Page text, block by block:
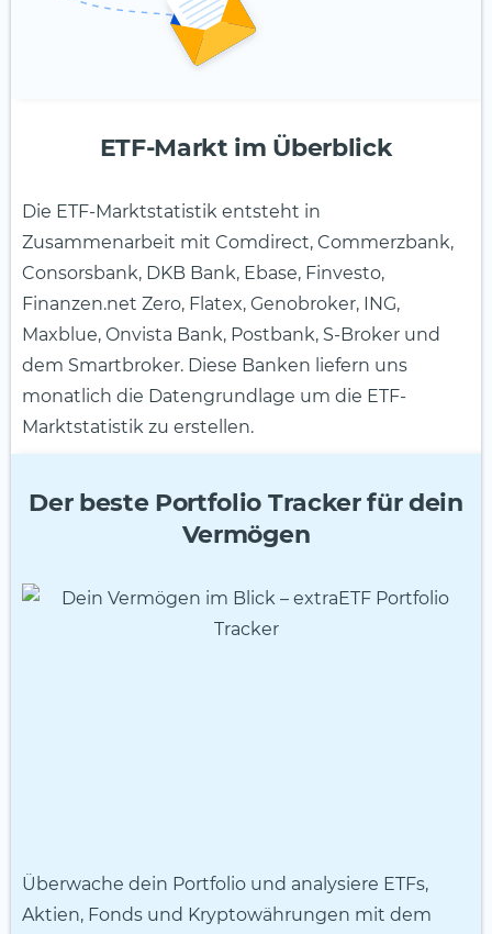
ETF-Markt im Überblick
Die ETF-Marktstatistik entsteht in
Zusammenarbeit mit Comdirect, Commerzbank,
Consorsbank, DKB Bank, Ebase, Finvesto,
Finanzen.net Zero, Flatex, Genobroker, ING,
Maxblue, Onvista Bank, Postbank, S-Broker und
dem Smartbroker. Diese Banken liefern uns
monatlich die Datengrundlage um die ETF-
Marktstatistik zu erstellen.
Der beste Portfolio Tracker für dein
Vermögen
Überwache dein Portfolio und analysiere ETFs,
Aktien, Fonds und Kryptowährungen mit dem